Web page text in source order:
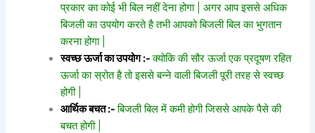
प्रकार का कोई भी बिल नहीं देना होगा | अगर आप इससे अधिक
बिजली का उपयोग करते है तभी आपको बिजली बिल का भुगतान
करना होगा |
स्वच्छ ऊर्जा का उपयोग :- क्योकि की सौर ऊर्जा एक प्रदूषण रहित
ऊर्जा का स्रोत है तो इससे बन्ने वाली बिजली पूरी तरह से स्वच्छ
होगी |
आर्थिक बचत :- बिजली बिल में कमी होगी जिससे आपके पैसे की
बचत होगी |